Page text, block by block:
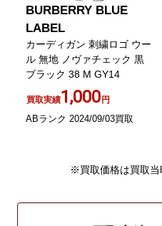
BURBERRY BLUE
LABEL
カーディガン 刺繍ロゴ ウー
ル 無地 ノヴァチェック 黒
ブラック 38 M GY14
買取実績1,000円
ABランク 2024/09/03買取
※買取価格は買取当